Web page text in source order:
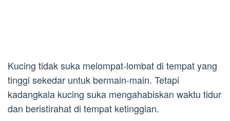
Kucing tidak suka melompat-lombat di tempat yang
tinggi sekedar untuk bermain-main. Tetapi
kadangkala kucing suka mengahabiskan waktu tidur
dan beristirahat di tempat ketinggian.